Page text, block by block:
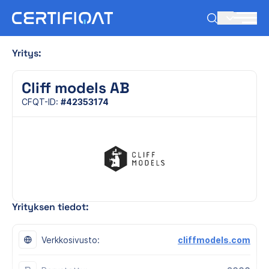
Yritys:
Cliff models AB
CFQT-ID: #42353174
Yrityksen tiedot:
Verkkosivusto: cliffmodels.com